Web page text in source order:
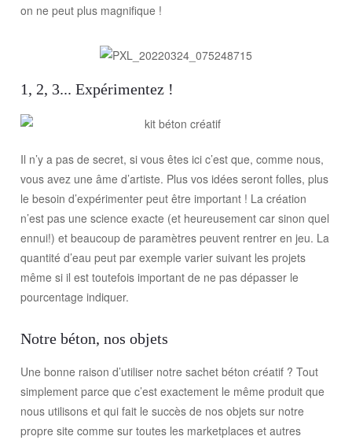
on ne peut plus magnifique !
1, 2, 3... Expérimentez !
Il n’y a pas de secret, si vous êtes ici c’est que, comme nous,
vous avez une âme d’artiste. Plus vos idées seront folles, plus
le besoin d’expérimenter peut être important ! La création
n’est pas une science exacte (et heureusement car sinon quel
ennui!) et beaucoup de paramètres peuvent rentrer en jeu. La
quantité d’eau peut par exemple varier suivant les projets
même si il est toutefois important de ne pas dépasser le
pourcentage indiquer.
Notre béton, nos objets
Une bonne raison d’utiliser notre sachet béton créatif ? Tout
simplement parce que c’est exactement le même produit que
nous utilisons et qui fait le succès de nos objets sur notre
propre site comme sur toutes les marketplaces et autres